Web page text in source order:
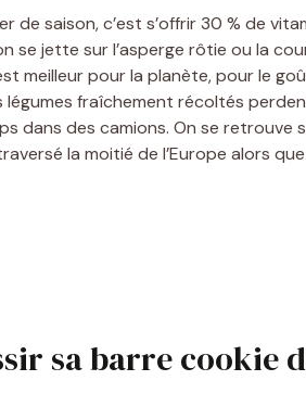
de saison, c’est s’offrir 30 % de
se jette sur l’asperge rôtie ou la
meilleur pour la planète, pour le
fraîchement récoltés
dans des camions. On se
la moitié de l’Europe alors
sa barre cookie